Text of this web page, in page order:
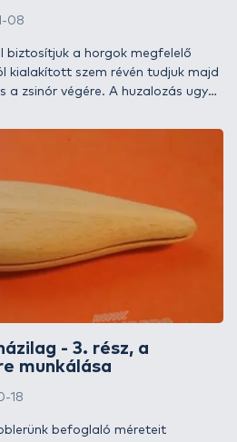
08
biztosítjuk a horgok megfelelő
kialakított szem révén tudjuk majd
zsinór végére. A huzalozás ugyan
okozott, ezért a következőkben
- 3. rész, a
munkálása
18
befoglaló méreteit